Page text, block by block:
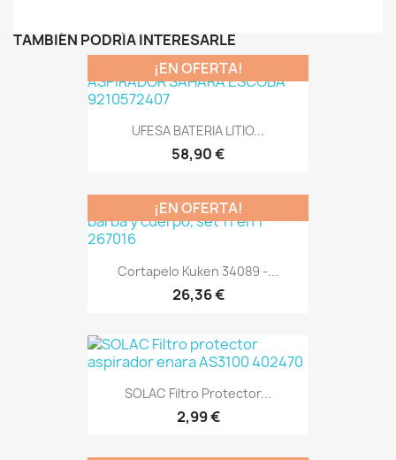
TAMBIÉN PODRÍA INTERESARLE
UFESA BATERIA LITIO...
58,90 €
¡EN OFERTA!
Cortapelo Kuken 34089 -...
26,36 €
¡EN OFERTA!
SOLAC Filtro Protector...
2,99 €